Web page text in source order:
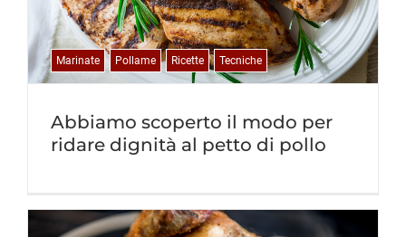
Abbiamo scoperto il modo per
ridare dignità al petto di pollo
Marinate Pollame Ricette Tecniche